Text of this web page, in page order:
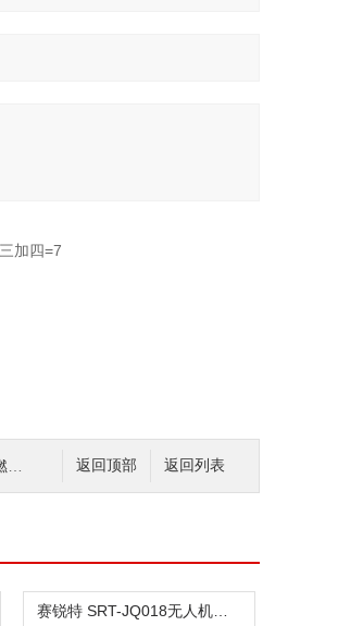
加四=7
返回列表
返回顶部